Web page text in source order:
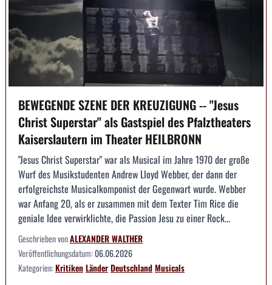
BEWEGENDE SZENE DER KREUZIGUNG -- "Jesus
Christ Superstar" als Gastspiel des Pfalztheaters
Kaiserslautern im Theater HEILBRONN
"Jesus Christ Superstar" war als Musical im Jahre 1970 der große
Wurf des Musikstudenten Andrew Lloyd Webber, der dann der
erfolgreichste Musicalkomponist der Gegenwart wurde. Webber
war Anfang 20, als er zusammen mit dem Texter Tim Rice die
geniale Idee verwirklichte, die Passion Jesu zu einer Rock...
Geschrieben vonALEXANDER WALTHER
Veröffentlichungsdatum:06.06.2026
Kategorien:KritikenLänderDeutschlandMusicals